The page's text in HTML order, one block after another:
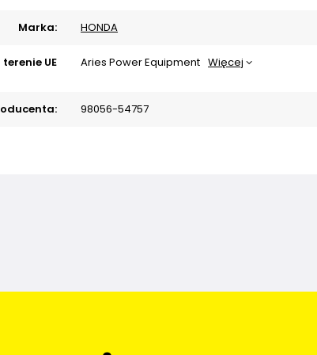
Marka: HONDA
UE Aries Power Equipment Więcej
98056-54757